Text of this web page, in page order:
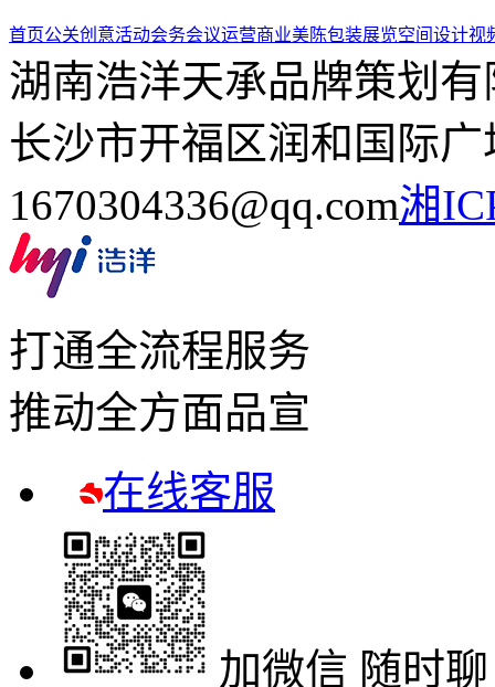
首页公关创意活动会务会议运营商业美陈包装展览空间设计视
湖南浩洋天承品牌策划
长沙市开福区润和国际广
1670304336@qq.com湘
打通全流程服务
推动全方面品宣
在线客服
加微信 随时聊